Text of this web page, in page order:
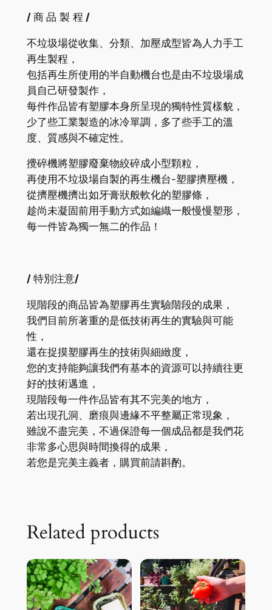
/ 商 品 製 程 /
不垃圾場從收集、分類、加壓成型皆為人力手工
再生製程，
包括再生所使用的半自動機台也是由不垃圾場成
員自己研發製作，
每件作品皆有塑膠本身所呈現的獨特性質樣貌，
少了些工業製造的冰冷單調，多了些手工的溫
度、質感與不確定性。
攪碎機將塑膠廢棄物絞碎成小型顆粒，
再使用不垃圾場自製的再生機台-塑膠擠壓機，
從擠壓機擠出如牙膏狀般軟化的塑膠條，
趁尚未凝固前用手動方式如編織一般慢慢塑形，
每一件皆為獨一無二的作品！
/ 特別注意/
現階段的商品皆為塑膠再生實驗階段的成果，
我們目前所著重的是低技術再生的實驗與可能
性，
還在捉摸塑膠再生的技術與細緻度，
您的支持能夠讓我們有基本的資源可以持續往更
好的技術邁進，
現階段每一件作品皆有其不完美的地方，
若出現孔洞、磨痕與邊緣不平整屬正常現象，
雖說不盡完美，不過保證每一個成品都是我們花
非常多心思與時間換得的成果，
若您是完美主義者，購買前請斟酌。
Related products